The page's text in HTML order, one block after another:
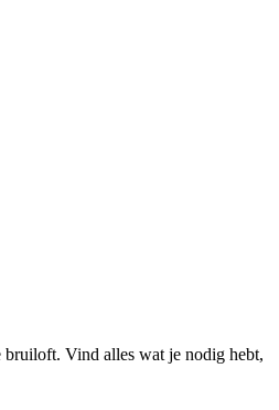
bruiloft. Vind alles wat je nodig hebt,